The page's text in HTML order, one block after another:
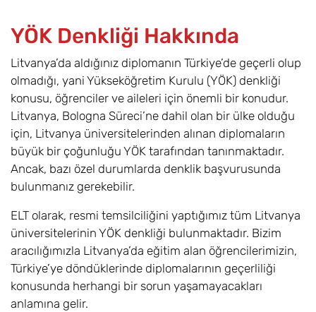
YÖK Denkliği Hakkında
Litvanya’da aldığınız diplomanın Türkiye’de geçerli olup
olmadığı, yani Yükseköğretim Kurulu (YÖK) denkliği
konusu, öğrenciler ve aileleri için önemli bir konudur.
Litvanya, Bologna Süreci’ne dahil olan bir ülke olduğu
için, Litvanya üniversitelerinden alınan diplomaların
büyük bir çoğunluğu YÖK tarafından tanınmaktadır.
Ancak, bazı özel durumlarda denklik başvurusunda
bulunmanız gerekebilir.
ELT olarak, resmi temsilciliğini yaptığımız tüm Litvanya
üniversitelerinin YÖK denkliği bulunmaktadır. Bizim
aracılığımızla Litvanya’da eğitim alan öğrencilerimizin,
Türkiye’ye döndüklerinde diplomalarının geçerliliği
konusunda herhangi bir sorun yaşamayacakları
anlamına gelir.